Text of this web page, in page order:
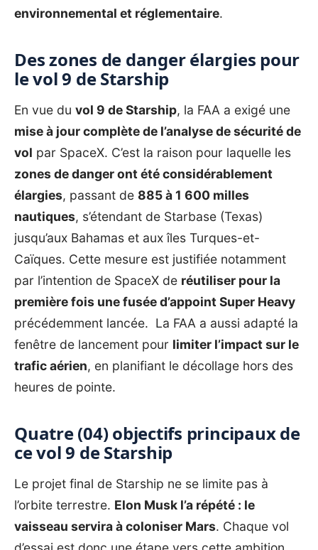
environnemental et réglementaire.
Des zones de danger élargies pour
le vol 9 de Starship
En vue du vol 9 de Starship, la FAA a exigé une
mise à jour complète de l’analyse de sécurité de
vol par SpaceX. C’est la raison pour laquelle les
zones de danger ont été considérablement
élargies, passant de 885 à 1 600 milles
nautiques, s’étendant de Starbase (Texas)
jusqu’aux Bahamas et aux îles Turques-et-
Caïques. Cette mesure est justifiée notamment
par l’intention de SpaceX de réutiliser pour la
première fois une fusée d’appoint Super Heavy
précédemment lancée. La FAA a aussi adapté la
fenêtre de lancement pour limiter l’impact sur le
trafic aérien, en planifiant le décollage hors des
heures de pointe.
Quatre (04) objectifs principaux de
ce vol 9 de Starship
Le projet final de Starship ne se limite pas à
l’orbite terrestre. Elon Musk l’a répété : le
vaisseau servira à coloniser Mars. Chaque vol